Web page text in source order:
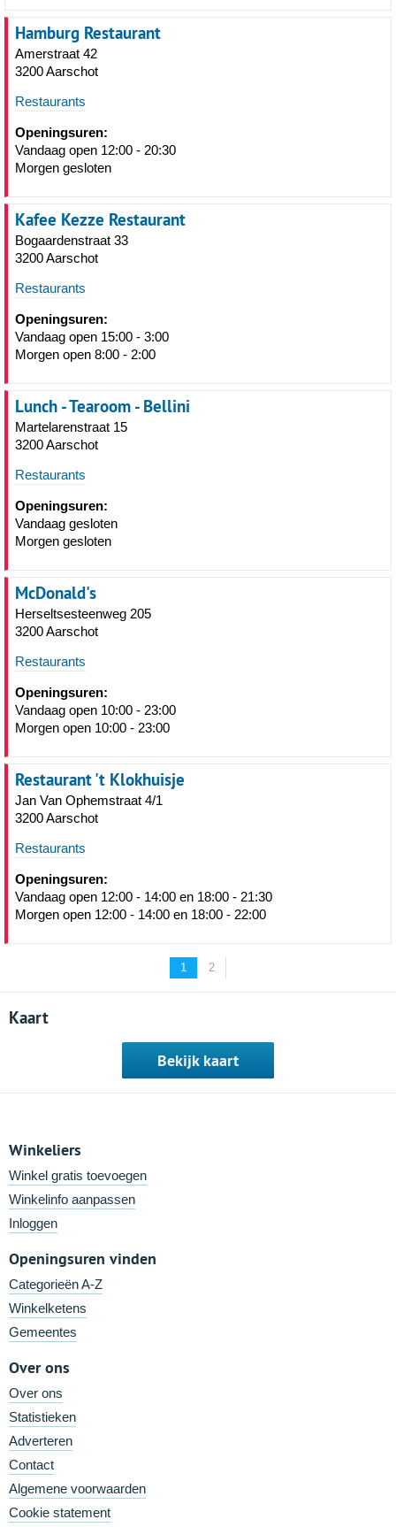
Hamburg Restaurant
Amerstraat 42
3200 Aarschot
Restaurants
Openingsuren:
Vandaag open 12:00 - 20:30
Morgen gesloten
Kafee Kezze Restaurant
Bogaardenstraat 33
3200 Aarschot
Restaurants
Openingsuren:
Vandaag open 15:00 - 3:00
Morgen open 8:00 - 2:00
Lunch - Tearoom - Bellini
Martelarenstraat 15
3200 Aarschot
Restaurants
Openingsuren:
Vandaag gesloten
Morgen gesloten
McDonald's
Herseltsesteenweg 205
3200 Aarschot
Restaurants
Openingsuren:
Vandaag open 10:00 - 23:00
Morgen open 10:00 - 23:00
Restaurant 't Klokhuisje
Jan Van Ophemstraat 4/1
3200 Aarschot
Restaurants
Openingsuren:
Vandaag open 12:00 - 14:00 en 18:00 - 21:30
Morgen open 12:00 - 14:00 en 18:00 - 22:00
1 2
Kaart
Bekijk kaart
Winkeliers
Winkel gratis toevoegen
Winkelinfo aanpassen
Inloggen
Openingsuren vinden
Categorieën A-Z
Winkelketens
Gemeentes
Over ons
Over ons
Statistieken
Adverteren
Contact
Algemene voorwaarden
Cookie statement